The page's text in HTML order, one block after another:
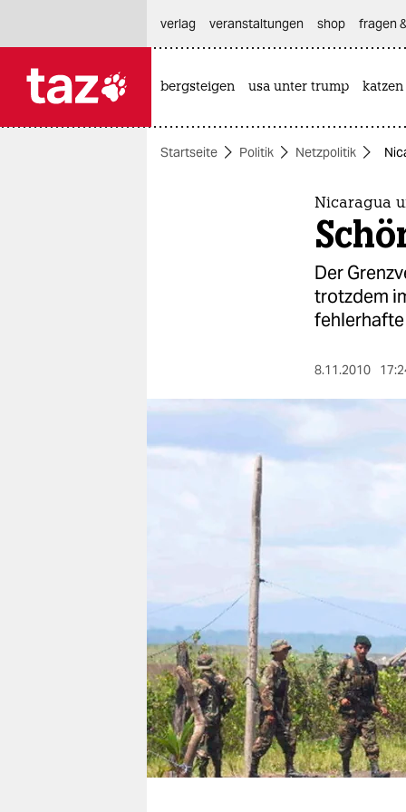
themen
berlin
nord
veranstaltungen
shop
fragen & hilfe
unterstützen
abo
genossenschaft
verlag
veranstaltungen shop fragen
bergsteigen usa unter trump katzen
Startseite Politik Netzpolitik
Nicaragua
Der
trotzdem
8.11.2010